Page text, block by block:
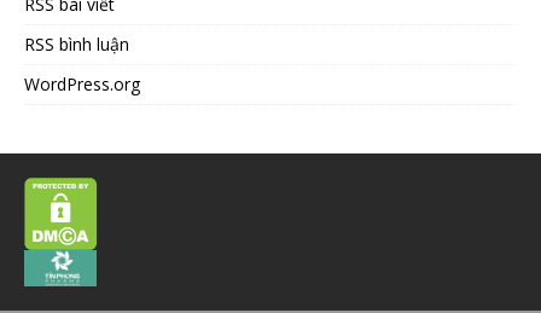
RSS bình luận
WordPress.org